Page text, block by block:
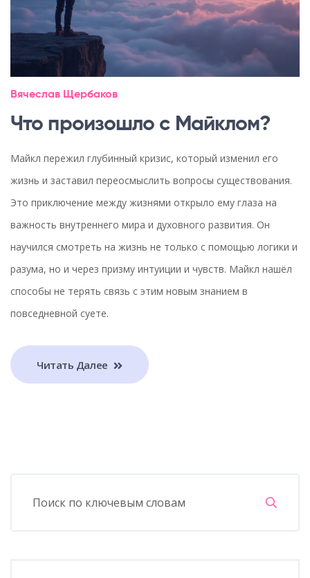
Вячеслав Щербаков
Что произошло с Майклом?
Майкл пережил глубинный кризис, который изменил его
жизнь и заставил переосмыслить вопросы существования.
Это приключение между жизнями открыло ему глаза на
важность внутреннего мира и духовного развития. Он
научился смотреть на жизнь не только с помощью логики и
разума, но и через призму интуиции и чувств. Майкл нашёл
способы не терять связь с этим новым знанием в
повседневной суете.
Читать Далее